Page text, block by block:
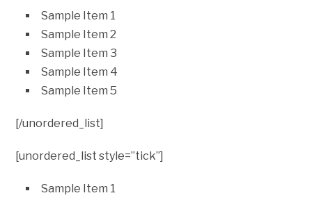
Sample Item 1
Sample Item 2
Sample Item 3
Sample Item 4
Sample Item 5
[/unordered_list]
[unordered_list style=”tick”]
Sample Item 1